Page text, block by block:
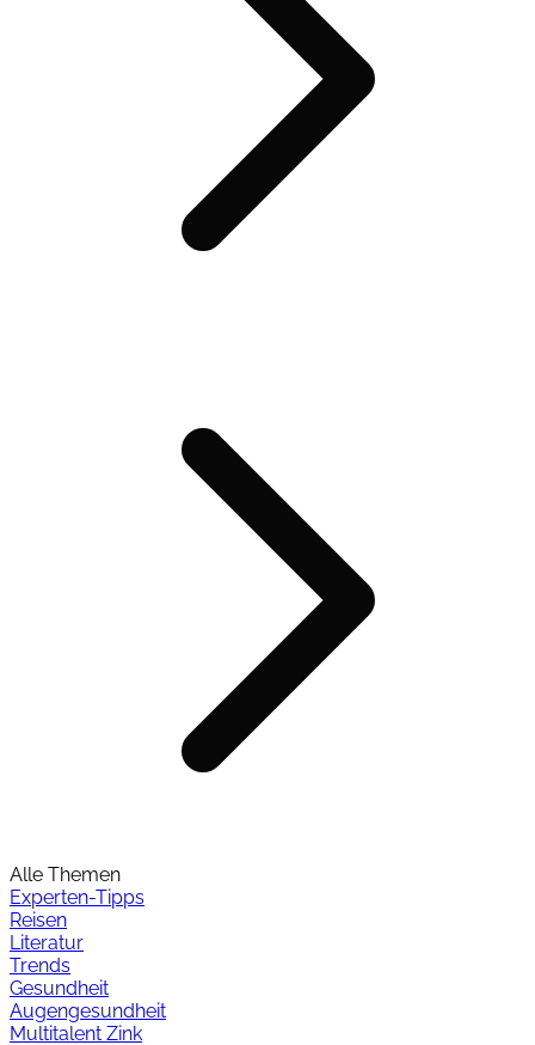
Alle Themen
Experten-Tipps
Reisen
Literatur
Trends
Gesundheit
Augengesundheit
Multitalent Zink